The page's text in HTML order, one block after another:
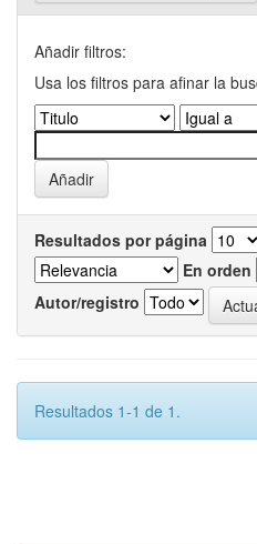
Añadir filtros:
Usa los filtros para afinar la
Resultados por página
En orden
Autor/registro
Resultados 1-1 de 1.